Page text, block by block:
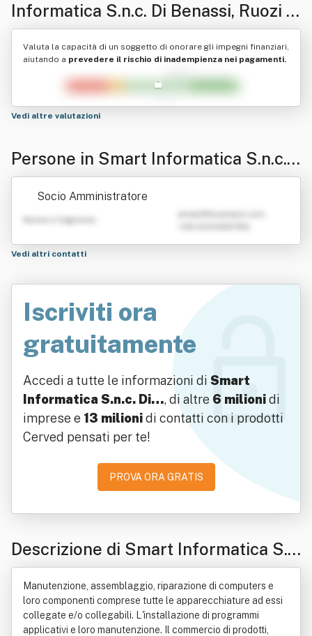
Informatica S.n.c. Di Benassi, Ruozi E
C. Abbreviabile Ove Consentito In
Smart Informatica S.n.c.
Valuta la capacità di un soggetto di onorare gli impegni finanziari,
aiutando a prevedere il rischio di inadempienza nei pagamenti.
Vedi altre valutazioni
Persone in Smart Informatica S.n.c.
Di Benassi, Ruozi E C. Abbreviabile O
ve Consentito In Smart Informatica
Socio Amministratore
Nome e Cognome
Vedi altri contatti
Iscriviti ora
gratuitamente
Accedi a tutte le informazioni di Smart
Informatica S.n.c. Di…, di altre 6 milionidi
imprese e 13 milionidi contatti con i prodotti
Cerved pensati per te!
PROVA ORA GRATIS
Descrizione di Smart Informatica S.n.
c. Di Benassi, Ruozi E C. Abbreviabile
Ove Consentito In Smart Informatica
S.n.c.
Manutenzione, assemblaggio, riparazione di computers e
loro componenti comprese tutte le apparecchiature ad essi
collegate e/o collegabili. L'installazione di programmi
applicativi e loro manutenzione. Il commercio di prodotti,